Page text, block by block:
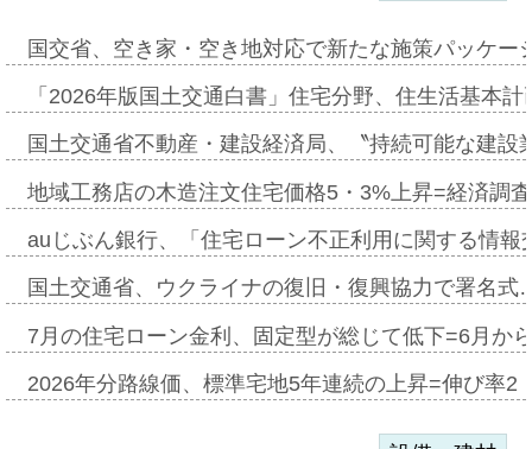
国交省、空き家・空き地対応で新たな施策パッケ
「2026年版国土交通白書」住宅分野、住生活基本
国土交通省不動産・建設経済局、〝持続可能な建
地域工務店の木造注文住宅価格5・3%上昇=経済調
auじぶん銀行、「住宅ローン不正利用に関する情
国土交通省、ウクライナの復旧・復興協力で署名
7月の住宅ローン金利、固定型が総じて低下=6月か
2026年分路線価、標準宅地5年連続の上昇=伸び率